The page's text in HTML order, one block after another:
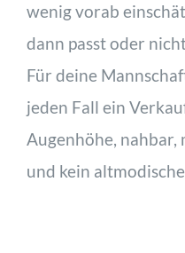
wenig vorab
dann passt oder
Für deine
jeden Fall ein
Augenhöhe, nahbar,
und kein